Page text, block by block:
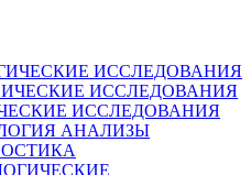
ИССЛЕДОВАНИЯ
ИССЛЕДОВАНИЯ
ИССЛЕДОВАНИЯ
АНАЛИЗЫ